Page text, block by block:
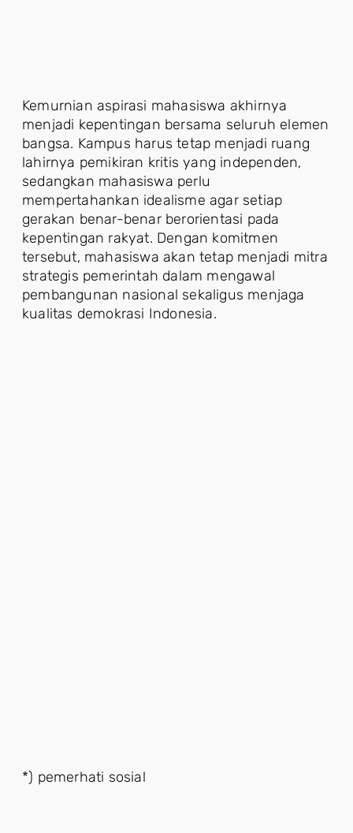
Kemurnian aspirasi mahasiswa akhirnya
menjadi kepentingan bersama seluruh elemen
bangsa. Kampus harus tetap menjadi ruang
lahirnya pemikiran kritis yang independen,
sedangkan mahasiswa perlu
mempertahankan idealisme agar setiap
gerakan benar-benar berorientasi pada
kepentingan rakyat. Dengan komitmen
tersebut, mahasiswa akan tetap menjadi mitra
strategis pemerintah dalam mengawal
pembangunan nasional sekaligus menjaga
kualitas demokrasi Indonesia.
*) pemerhati sosial